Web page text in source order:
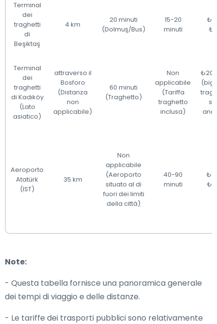
Terminal
dei
traghetti
di
Beşiktaş
4 km
20 minuti
(Dolmuş/Bus)
15-20
minuti
Terminal
dei
traghetti
di Kadıköy
(Lato
asiatico)
attraverso il
Bosforo
(Distanza
non
applicabile)
60 minuti
(Traghetto)
Non
applicabile
(Tariffa
traghetto
inclusa)
Aeroporto
Atatürk
(IST)
35 km
Non
applicabile
(Aeroporto
situato al di
fuori dei limiti
della città)
40-90
minuti
Note:
- Questa tabella fornisce una panoramica generale
dei tempi di viaggio e delle distanze.
- Le tariffe dei trasporti pubblici sono relativamente